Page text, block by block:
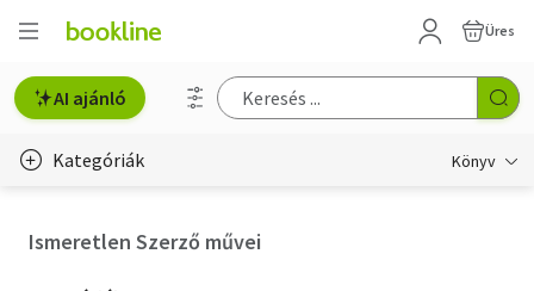
Üres
AI ajánló
Kategóriák Könyv
Ismeretlen Szerző művei